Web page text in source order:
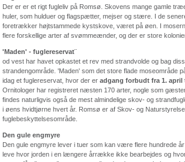
Der er er et rigt fugleliv på Romsø. Skovens mange gamle
huler, som hulduer og flagspætter, mejser og stære. I de
foretrækker højtstammede kystskove, været på øen. I
flere forskellige arter af svømmeænder, og der er store
'Maden' - fuglereservat¨
od vest har havet opkastet et rev med strandvolde og bag
strandengområde. 'Maden' som det store flade moseområde
idag et fuglereservat, hvor der er adgang forbudt fra 1. april
Ornitologer har registreret næsten 170 arter, nogle som
findes naturligvis også de mest almindelige skov- og
i øens hvidtjørne hvert år. Romsø er af Skov- og
fuglebeskyttelsesområde.
Den gule engmyre
Den gule engmyre lever i tuer som kan være flere hundrede
leve hvor jorden i en længere årrække ikke bearbejdes og